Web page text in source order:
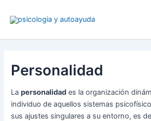
Personalidad
Lapersonalidad es la organización
individuo de aquellos sistemas
sus ajustes singulares a su entorno, es